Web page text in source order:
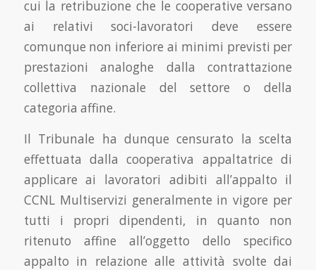
cui la retribuzione che le cooperative versano
ai relativi soci-lavoratori deve essere
comunque non inferiore ai minimi previsti per
prestazioni analoghe dalla contrattazione
collettiva nazionale del settore o della
categoria affine.
Il Tribunale ha dunque censurato la scelta
effettuata dalla cooperativa appaltatrice di
applicare ai lavoratori adibiti all’appalto il
CCNL Multiservizi generalmente in vigore per
tutti i propri dipendenti, in quanto non
ritenuto affine all’oggetto dello specifico
appalto in relazione alle attività svolte dai